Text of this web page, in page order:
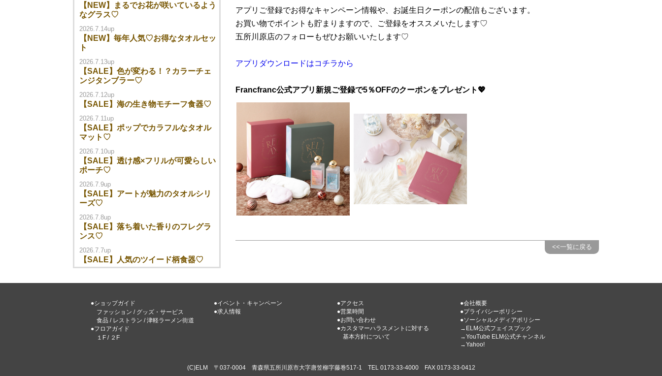
【NEW】まるでお花が咲いているよう
なグラス♡
2026.7.14up
【NEW】毎年人気♡お得なタオルセッ
ト
2026.7.13up
【SALE】色が変わる！？カラーチェ
ンジタンブラー♡
2026.7.12up
【SALE】海の生き物モチーフ食器♡
2026.7.11up
【SALE】ポップでカラフルなタオル
マット♡
2026.7.10up
【SALE】透け感×フリルが可愛らしい
ポーチ♡
2026.7.9up
【SALE】アートが魅力のタオルシリ
ーズ♡
2026.7.8up
【SALE】落ち着いた香りのフレグラ
ンス♡
2026.7.7up
【SALE】人気のツイード柄食器♡
アプリご登録でお得なキャンペーン情報や、お誕生日クーポンの配信もございます。
お買い物でポイントも貯まりますので、ご登録をオススメいたします♡
五所川原店のフォローもぜひお願いいたします♡
アプリダウンロードはコチラから
Francfranc公式アプリ新規ご登録で5％OFFのクーポンをプレゼント💖
<<一覧に戻る
●ショップガイド
ファッション / グッズ・サービス
食品 / レストラン /津軽ラーメン街道
●フロアガイド
１F / ２F
●イベント・キャンペーン
●求人情報
●アクセス
●営業時間
●お問い合わせ
●カスタマーハラスメントに対する
基本方針について
●会社概要
●プライバシーポリシー
●ソーシャルメディアポリシー
→ELM公式フェイスブック
→YouTube ELM公式チャンネル
→Yahoo!
(C)ELM 〒037-0004 青森県五所川原市大字唐笠柳字藤巻517-1 TEL 0173-33-4000 FAX 0173-33-0412